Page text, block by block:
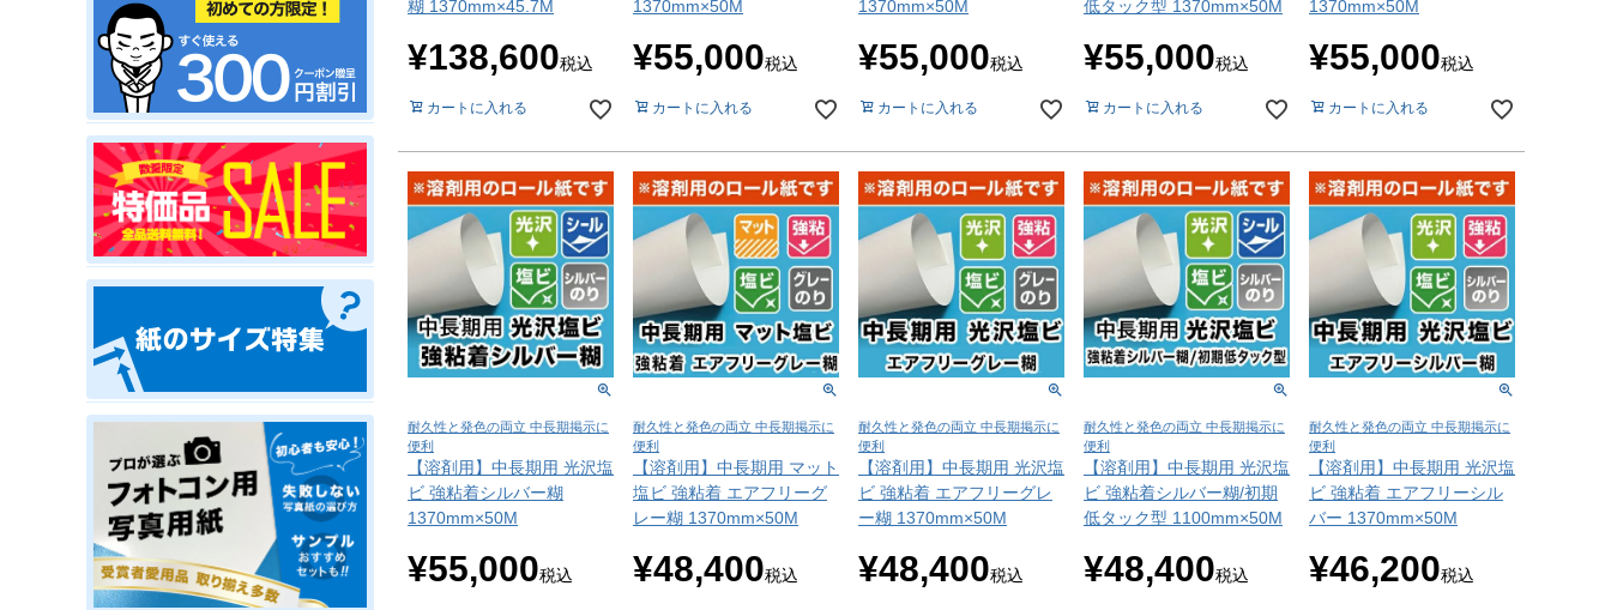
糊 1370mm×45.7M
¥138,600税込
カートに入れる
1370mm×50M
¥55,000税込
カートに入れる
1370mm×50M
¥55,000税込
カートに入れる
低タック型 1370mm×50M
¥55,000税込
カートに入れる
1370mm×50M
¥55,000税込
カートに入れる
耐久性と発色の両立 中長期掲示に
便利
【溶剤用】中長期用 光沢塩
ビ 強粘着シルバー糊
1370mm×50M
¥55,000税込
耐久性と発色の両立 中長期掲示に
便利
【溶剤用】中長期用 マット
塩ビ 強粘着 エアフリーグ
レー糊 1370mm×50M
¥48,400税込
耐久性と発色の両立 中長期掲示に
便利
【溶剤用】中長期用 光沢塩
ビ 強粘着 エアフリーグレ
ー糊 1370mm×50M
¥48,400税込
耐久性と発色の両立 中長期掲示に
便利
【溶剤用】中長期用 光沢塩
ビ 強粘着シルバー糊/初期
低タック型 1100mm×50M
¥48,400税込
耐久性と発色の両立 中長期掲示に
便利
【溶剤用】中長期用 光沢塩
ビ 強粘着 エアフリーシル
バー 1370mm×50M
¥46,200税込